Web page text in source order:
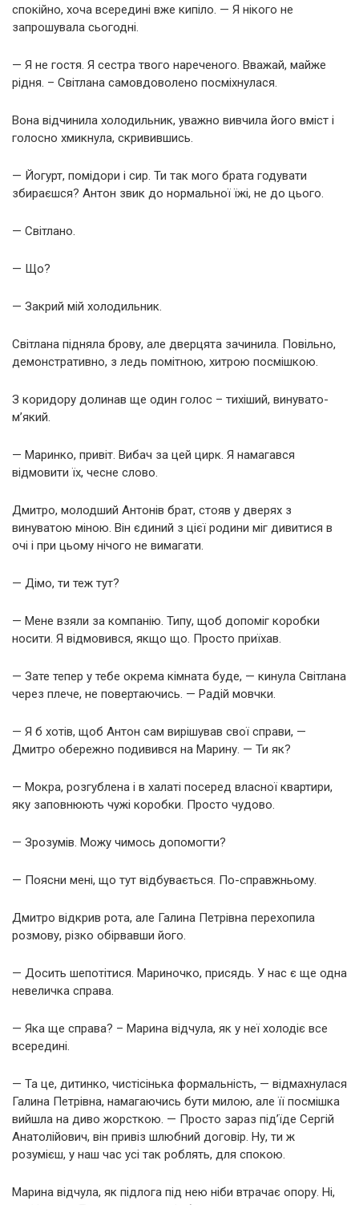
спокійно, хоча всередині вже кипіло. — Я нікого не
запрошувала сьогодні.
— Я не гостя. Я сестра твого нареченого. Вважай, майже
рідня. – Світлана самовдоволено посміхнулася.
Вона відчинила холодильник, уважно вивчила його вміст і
голосно хмикнула, скривившись.
— Йогурт, помідори і сир. Ти так мого брата годувати
збираєшся? Антон звик до нормальної їжі, не до цього.
— Світлано.
— Що?
— Закрий мій холодильник.
Світлана підняла брову, але дверцята зачинила. Повільно,
демонстративно, з ледь помітною, хитрою посмішкою.
З коридору долинав ще один голос – тихіший, винувато-
м’який.
— Маринко, привіт. Вибач за цей цирк. Я намагався
відмовити їх, чесне слово.
Дмитро, молодший Антонів брат, стояв у дверях з
винуватою міною. Він єдиний з цієї родини міг дивитися в
очі і при цьому нічого не вимагати.
— Дімо, ти теж тут?
— Мене взяли за компанію. Типу, щоб допоміг коробки
носити. Я відмовився, якщо що. Просто приїхав.
— Зате тепер у тебе окрема кімната буде, — кинула Світлана
через плече, не повертаючись. — Радій мовчки.
— Я б хотів, щоб Антон сам вирішував свої справи, —
Дмитро обережно подивився на Марину. — Ти як?
— Мокра, розгублена і в халаті посеред власної квартири,
яку заповнюють чужі коробки. Просто чудово.
— Зрозумів. Можу чимось допомогти?
— Поясни мені, що тут відбувається. По-справжньому.
Дмитро відкрив рота, але Галина Петрівна перехопила
розмову, різко обірвавши його.
— Досить шепотітися. Мариночко, присядь. У нас є ще одна
невеличка справа.
— Яка ще справа? – Марина відчула, як у неї холодіє все
всередині.
— Та це, дитинко, чистісінька формальність, — відмахнулася
Галина Петрівна, намагаючись бути милою, але її посмішка
вийшла на диво жорсткою. — Просто зараз під’їде Сергій
Анатолійович, він привіз шлюбний договір. Ну, ти ж
розумієш, у наш час усі так роблять, для спокою.
Марина відчула, як підлога під нею ніби втрачає опору. Ні,